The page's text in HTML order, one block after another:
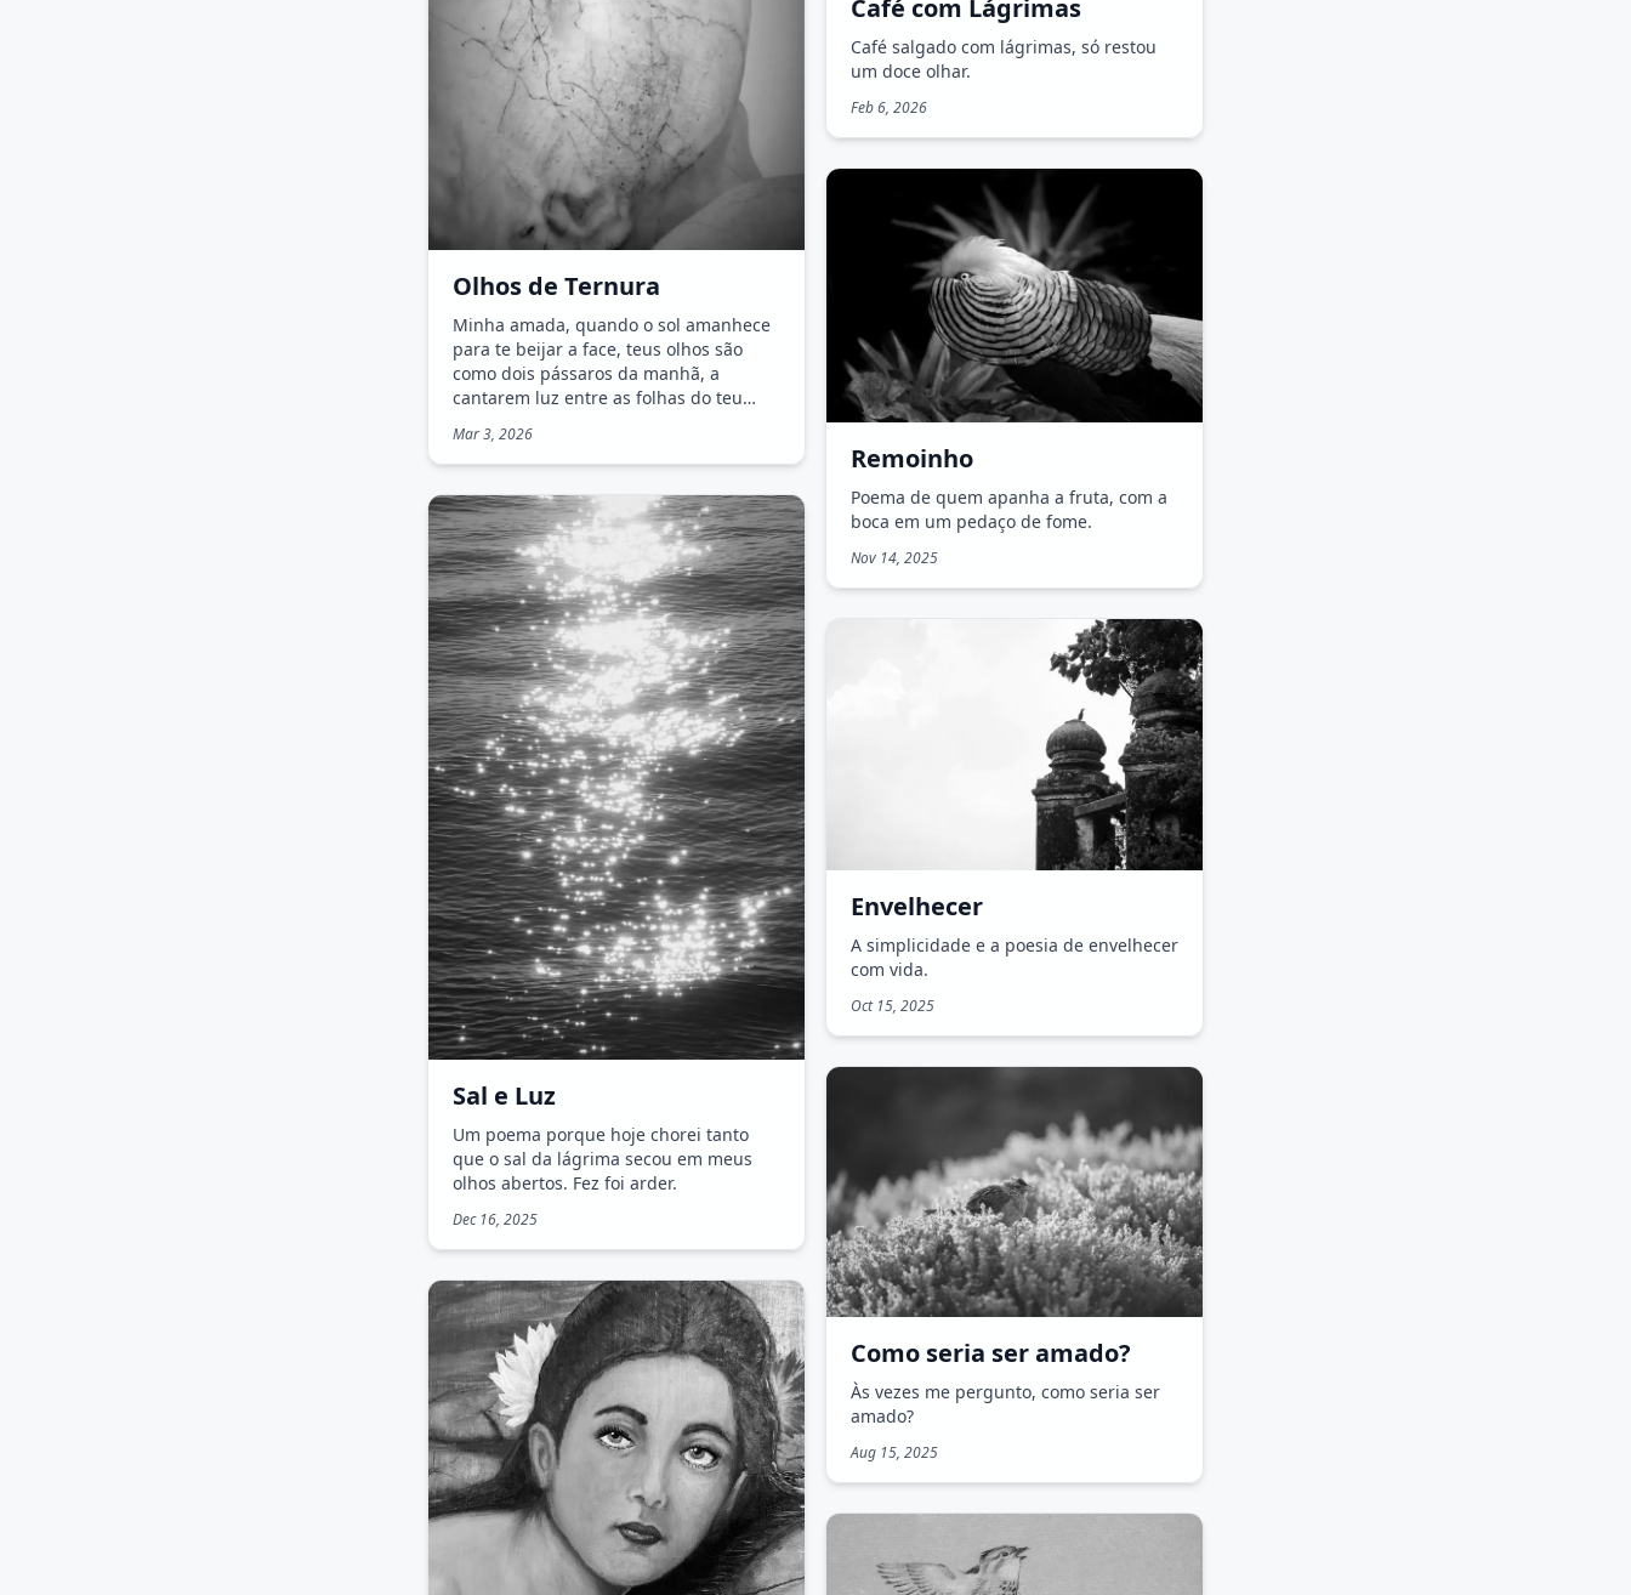
Olhos de Ternura
Minha amada, quando o sol amanhece
para te beijar a face, teus olhos são
como dois pássaros da manhã, a
cantarem luz entre as folhas do teu
Mar 3, 2026
Sal e Luz
Um poema porque hoje chorei tanto
que o sal da lágrima secou em meus
olhos abertos. Fez foi arder.
Dec 16, 2025
Café com Lágrimas
Café salgado com lágrimas, só restou
um doce olhar.
Feb 6, 2026
Remoinho
Poema de quem apanha a fruta, com a
boca em um pedaço de fome.
Nov 14, 2025
Envelhecer
A simplicidade e a poesia de envelhecer
com vida.
Oct 15, 2025
Como seria ser amado?
Às vezes me pergunto, como seria ser
amado?
Aug 15, 2025